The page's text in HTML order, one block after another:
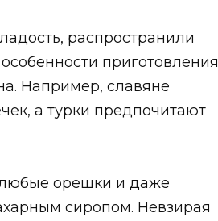
распространили
приготовления
Например, славяне
а турки предпочитают
любые орешки и даже
сиропом. Невзирая